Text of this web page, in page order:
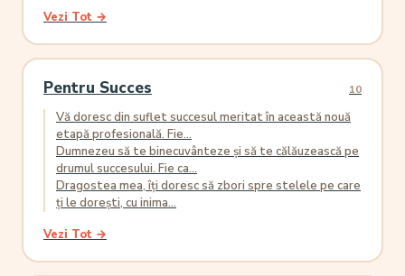
Vezi Tot →
Pentru Succes 10
Vă doresc din suflet succesul meritat în această nouă
etapă profesională. Fie...
Dumnezeu să te binecuvânteze și să te călăuzească pe
drumul succesului. Fie ca...
Dragostea mea, îți doresc să zbori spre stelele pe care
ți le dorești, cu inima...
Vezi Tot →